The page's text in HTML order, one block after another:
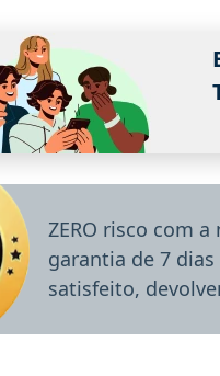
ZERO risco com
garantia de 7
satisfeito,